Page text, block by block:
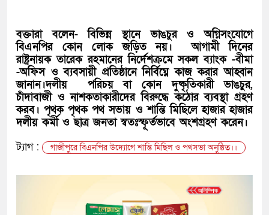
বক্তারা বলেন- বিভিন্ন স্থানে ভাঙচুর ও অগ্নিসংযোগে
বিএনপির কোন লোক জড়িত নয়। আগামী দিনের
রাষ্ট্রনায়ক তারেক রহমানের নির্দেশক্রমে সকল ব্যাংক -বীমা
-অফিস ও ব্যবসায়ী প্রতিষ্ঠানে নির্বিঘ্নে কাজ করার আহ্বান
জানান।দলীয় পরিচয় বা কোন দুষ্কৃতিকারী ভাঙচুর,
চাঁদাবাজী ও নাশকতাকারীদের বিরুদ্ধে কঠোর ব্যবস্থা গ্রহণ
করব। পৃথক পৃথক পথ সভায় ও শান্তি মিছিলে হাজার হাজার
দলীয় কর্মী ও ছাত্র জনতা স্বতঃস্ফূর্তভাবে অংশগ্রহণ করেন।
ট্যাগ :
গাজীপুরে বিএনপির উদ্যোগে শান্তি মিছিল ও পথসভা অনুষ্ঠিত।।